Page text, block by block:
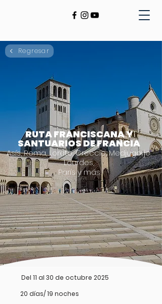
Regresar
RUTA FRANCISCANA Y
SANTUARIOS DE FRANCIA
Asís, Roma, Loreto, Greccio, Medjugorje,
Lourdes,
París y más
Del 11 al 30 de octubre 2025
20 días/ 19 noches